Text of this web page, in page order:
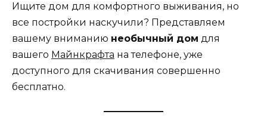
Ищите дом для комфортного выживания, но
все постройки наскучили? Представляем
вашему вниманию необычный дом для
вашего Майнкрафта на телефоне, уже
доступного для скачивания совершенно
бесплатно.